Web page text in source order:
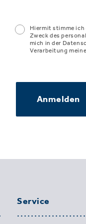
Hiermit stimme ich
Zweck des
mich in der
Verarbeitung
Anmelden
Service